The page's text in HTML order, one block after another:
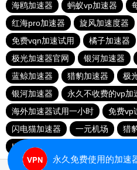
海鸥加速器
蚂蚁vp加速器
红海pro加速器
旋风加速度器
免费vqn加速试用
橘子加速器
极光加速器官网
银河加速器
蓝鲸加速器
猎豹加速器 极
银河加速器
永久不收费的vp加
海外加速器试用一小时
免费vp
闪电猫加速器
一元机场 猎
INS下载站
永久免费使用的加速